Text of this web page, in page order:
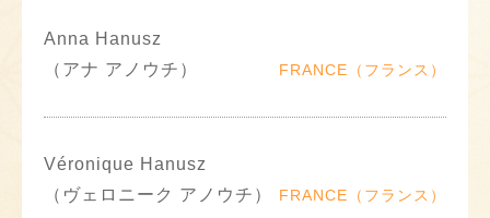
Anna Hanusz
（アナ アノウチ）
FRANCE（フランス）
Véronique Hanusz
（ヴェロニーク アノウチ）
FRANCE（フランス）